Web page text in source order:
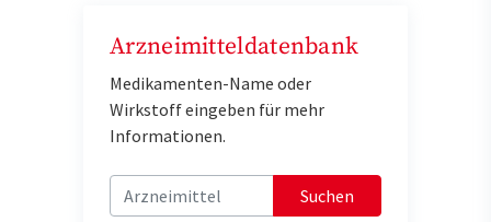
Arzneimitteldatenbank
Medikamenten-Name oder
Wirkstoff eingeben für mehr
Informationen.
Suchen